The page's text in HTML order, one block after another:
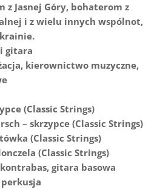
z Jasnej Góry, bohaterom z
i z wielu innych wspólnot,
gitara
kierownictwo muzyczne,
(Classic Strings)
– skrzypce (Classic Strings)
(Classic Strings)
(Classic Strings)
gitara basowa
perkusja